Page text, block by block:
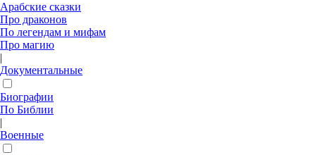
Арабские сказки
Про драконов
По легендам и мифам
Про магию
|
Документальные
Биографии
По Библии
|
Военные